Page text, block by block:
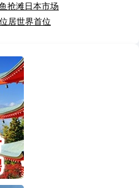
抢滩日本市场
居世界首位